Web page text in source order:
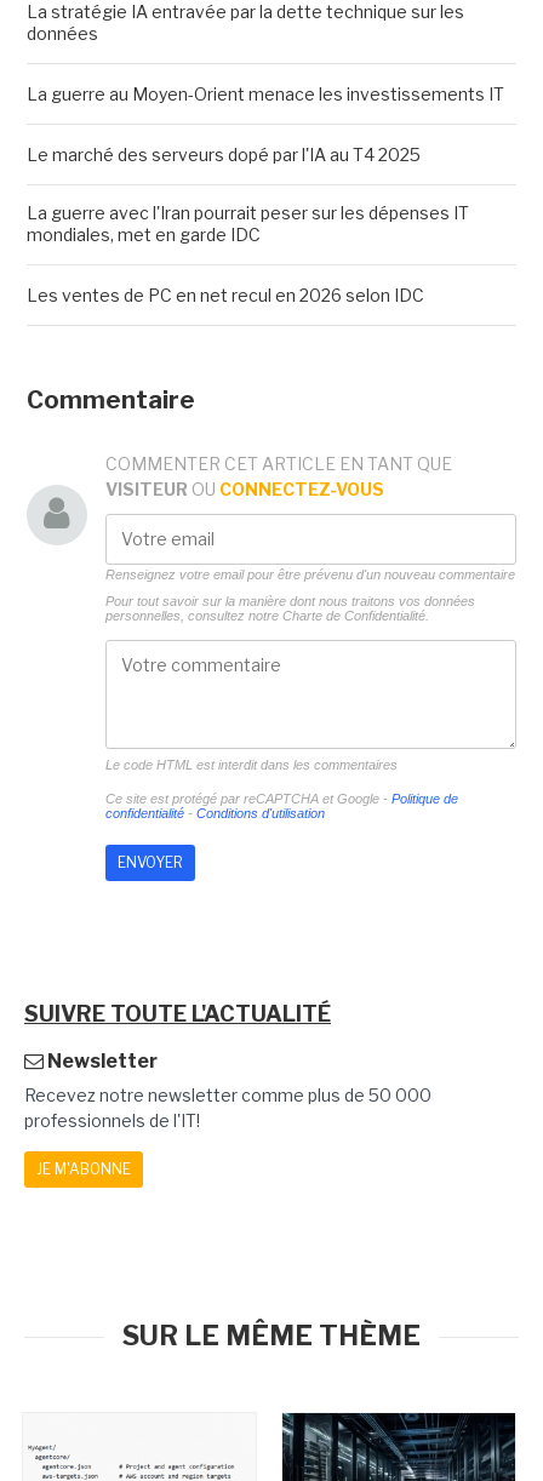
La stratégie IA entravée par la dette technique sur les
données
La guerre au Moyen-Orient menace les investissements IT
Le marché des serveurs dopé par l'IA au T4 2025
La guerre avec l'Iran pourrait peser sur les dépenses IT
mondiales, met en garde IDC
Les ventes de PC en net recul en 2026 selon IDC
Commentaire
COMMENTER CET ARTICLE EN TANT QUE
VISITEUR OU CONNECTEZ-VOUS
Renseignez votre email pour être prévenu d'un nouveau commentaire
Pour tout savoir sur la manière dont nous traitons vos données
personnelles, consultez notre Charte de Confidentialité.
Le code HTML est interdit dans les commentaires
Ce site est protégé par reCAPTCHA et Google - Politique de
confidentialité- Conditions d'utilisation
SUIVRE TOUTE L'ACTUALITÉ
Newsletter
Recevez notre newsletter comme plus de 50 000
professionnels de l'IT!
JE M'ABONNE
SUR LE MÊME THÈME